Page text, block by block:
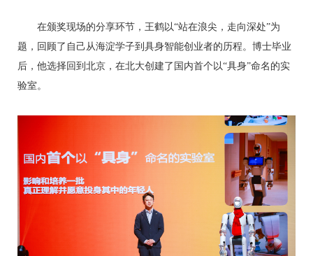
在颁奖现场的分享环节，王鹤以“站在浪尖，走向深处”为
题，回顾了自己从海淀学子到具身智能创业者的历程。博士毕业
后，他选择回到北京，在北大创建了国内首个以“具身”命名的实
验室。